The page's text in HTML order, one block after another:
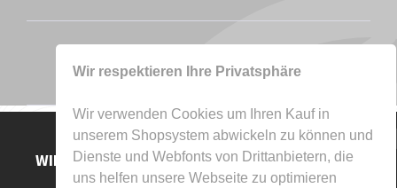
Wir respektieren Ihre Privatsphäre
Wir verwenden Cookies um Ihren Kauf in
unserem Shopsystem abwickeln zu können und
Dienste und Webfonts von Drittanbietern, die
uns helfen unsere Webseite zu optimieren
WIR AKZEPTIEREN